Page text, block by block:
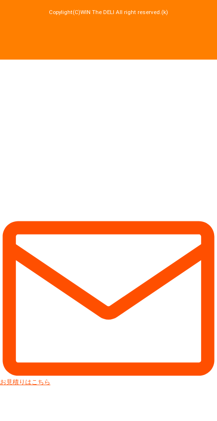
Copylight(C)WIN The DELI All right reserved.(k)
お見積りはこちら